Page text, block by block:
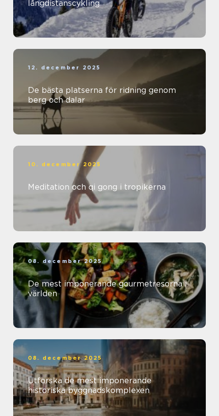
långdistanscykling
12. december 2025
De bästa platserna för ridning genom
berg och dalar
10. december 2025
Meditation och qi gong i tropikerna
08. december 2025
De mest imponerande gourmetresorna i
världen
08. december 2025
Utforska de mest imponerande
historiska byggnadskomplexen